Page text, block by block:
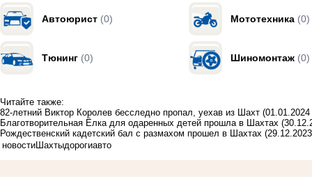
Автоюрист (0) Мототехника (0)
Тюнинг (0) Шиномонтаж (0)
Читайте также:
82-летний Виктор Королев бесследно пропал, уехав из Шахт (01.01.2024
Благотворительная Ёлка для одаренных детей прошла в Шахтах
Рождественский кадетский бал с размахом прошел в Шахтах
новости Шахтыдорогиавто